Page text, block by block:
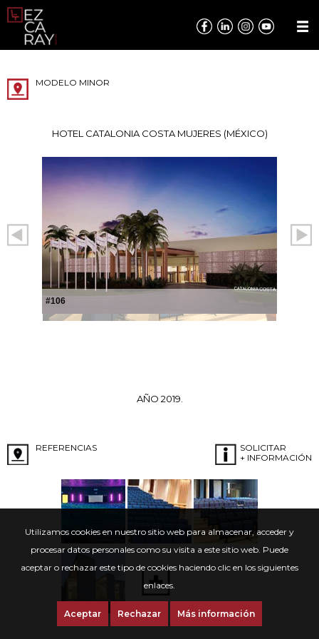
Utilizamos cookies en nuestro sitio web para almacenar, acceder y
procesar datos personales como su visita a este sitio web. Puede
aceptar o rechazar este tipo de cookies haciendo clic en los siguientes
enlaces.
Aceptar Rechazar Más información
MODELO MINOR
HOTEL CATALONIA COSTA MUJERES (MÉXICO)
#106
AÑO 2019.
REFERENCIAS
SOLICITAR
+ INFORMACIÓN